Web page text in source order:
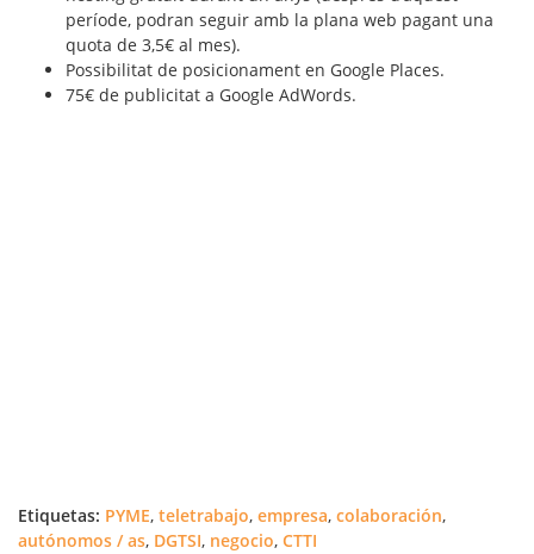
període, podran seguir amb la plana web pagant una
quota de 3,5€ al mes).
Possibilitat de posicionament en Google Places.
75€ de publicitat a Google AdWords.
Etiquetas: PYME, teletrabajo, empresa, colaboración,
autónomos / as, DGTSI, negocio, CTTI